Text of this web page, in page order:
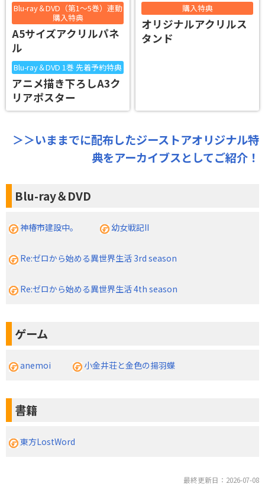
Blu-ray＆DVD（第1～5巻）連動
購入特典
A5サイズアクリルパネ
ル
Blu-ray＆DVD 1巻 先着予約特典
アニメ描き下ろしA3ク
リアポスター
購入特典
オリジナルアクリルス
タンド
＞＞いままでに配布したジーストアオリジナル特
典をアーカイブスとしてご紹介！
Blu-ray＆DVD
神椿市建設中。 幼女戦記II
Re:ゼロから始める異世界生活 3rd season
Re:ゼロから始める異世界生活 4th season
ゲーム
anemoi 小金井荘と金色の揚羽蝶
書籍
東方LostWord
最終更新日：2026-07-08